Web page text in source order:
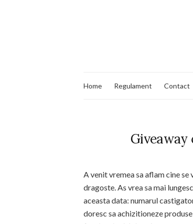
Home Regulament Contact
A venit vremea sa aflam cine
dragoste. As vrea sa mai
aceasta data: numarul
doresc sa achizitioneze